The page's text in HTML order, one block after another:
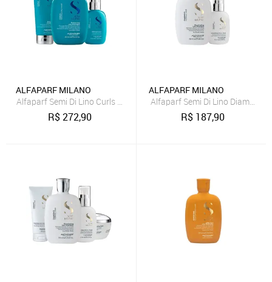
ALFAPARF MILANO
Alfaparf Semi Di Lino Curls Shampoo, Cond e Creme
R$272,90
ALFAPARF MILANO
Alfaparf Semi Di Lino Diamond
R$ 187,90